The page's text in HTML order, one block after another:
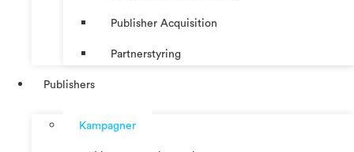
Publisher Acquisition
Partnerstyring
Publishers
Kampagner